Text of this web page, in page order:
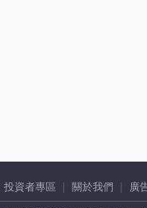
投資者專區 關於我們 廣